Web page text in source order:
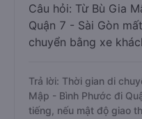
Câu hỏi: Từ Bù Gia
Quận 7 - Sài Gòn
chuyển bằng xe
Trả lời: Thời gian di
Mập - Bình Phước đi
tiếng, nếu mật độ giao